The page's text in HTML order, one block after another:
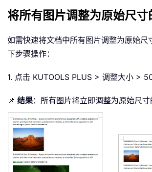
将所有图片调整为原始尺
如需快速将文档中所有图片调整为原始尺
下步骤操作：
1. 点击 KUTOOLS PLUS > 调整大小 >
📌 结果：所有图片将立即调整为原始尺寸